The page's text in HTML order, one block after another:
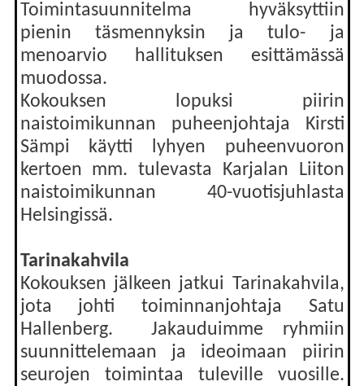
Toimintasuunnitelma hyväksyttiin
pienin täsmennyksin ja tulo- ja
menoarvio hallituksen esittämässä
muodossa.
Kokouksen lopuksi piirin
naistoimikunnan puheenjohtaja Kirsti
Sämpi käytti lyhyen puheenvuoron
kertoen mm. tulevasta Karjalan Liiton
naistoimikunnan 40-vuotisjuhlasta
Helsingissä.
Tarinakahvila
Kokouksen jälkeen jatkui Tarinakahvila,
jota johti toiminnanjohtaja Satu
Hallenberg. Jakauduimme ryhmiin
suunnittelemaan ja ideoimaan piirin
seurojen toimintaa tuleville vuosille.